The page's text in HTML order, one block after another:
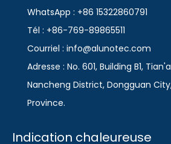
WhatsApp : +86 15322860791
Tél : +86-769-89865511
Courriel : info@alunotec.com
Adresse : No. 601, Building B1,
Nancheng District, Dongguan
Province.
Indication chaleureuse